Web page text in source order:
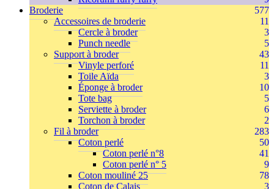
Broderie
577
Accessoires de broderie
11
Cercle à broder
3
Punch needle
5
Support à broder
43
Vinyle perforé
11
Toile Aïda
3
Éponge à broder
10
Tote bag
5
Serviette à broder
6
Torchon à broder
2
Fil à broder
283
Coton perlé
50
Coton perlé n°8
41
Coton perlé n° 5
9
Coton mouliné 25
78
Coton de Calais
3